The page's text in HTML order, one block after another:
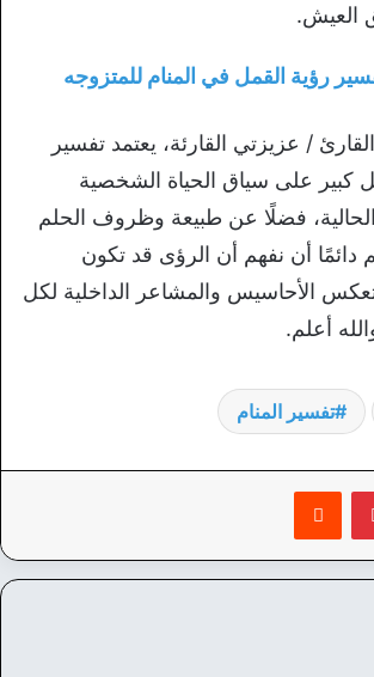
العيش.
رؤية القمل في المنام للمتزوجه
/ عزيزتي القارئة، يعتمد تفسير
كبير على سياق الحياة الشخصية
فضلًا عن طبيعة وظروف الحلم
أن نفهم أن الرؤى قد تكون
الأحاسيس والمشاعر الداخلية لكل
أعلم.
تفسير المنام
بينتيريست